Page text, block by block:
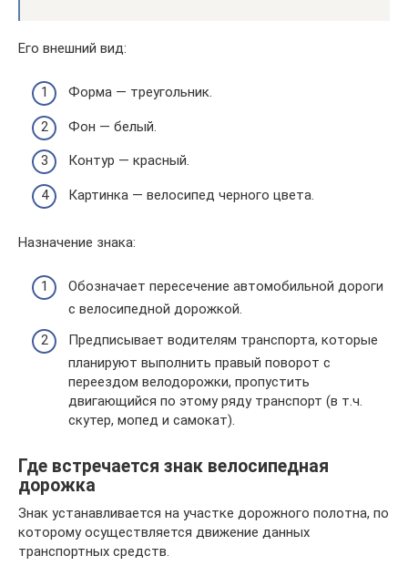
Его внешний вид:
Форма — треугольник.
Фон — белый.
Контур — красный.
Картинка — велосипед черного цвета.
Назначение знака:
Обозначает пересечение автомобильной дороги
с велосипедной дорожкой.
Предписывает водителям транспорта, которые
планируют выполнить правый поворот с
переездом велодорожки, пропустить
двигающийся по этому ряду транспорт (в т.ч.
скутер, мопед и самокат).
Где встречается знак велосипедная
дорожка
Знак устанавливается на участке дорожного полотна, по
которому осуществляется движение данных
транспортных средств.